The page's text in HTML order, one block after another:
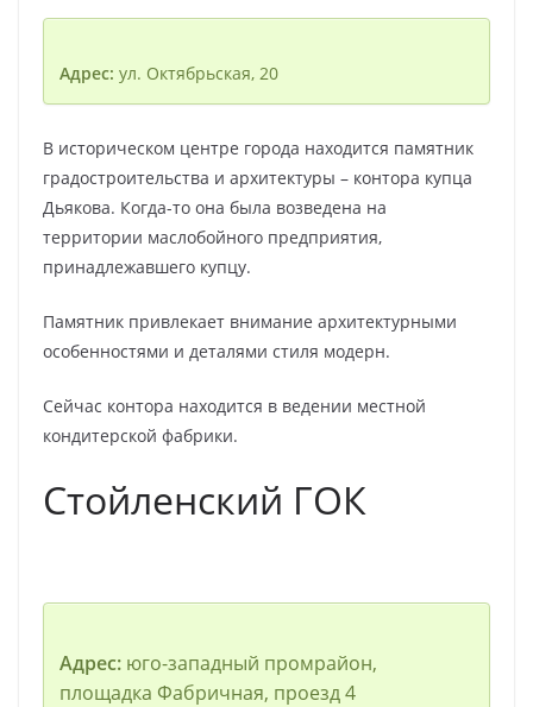
Адрес: ул. Октябрьская, 20
В историческом центре города находится памятник
градостроительства и архитектуры – контора купца
Дьякова. Когда-то она была возведена на
территории маслобойного предприятия,
принадлежавшего купцу.
Памятник привлекает внимание архитектурными
особенностями и деталями стиля модерн.
Сейчас контора находится в ведении местной
кондитерской фабрики.
Стойленский ГОК
Адрес: юго-западный промрайон,
площадка Фабричная, проезд 4